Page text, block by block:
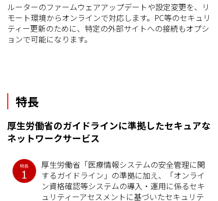
ルーターのファームウェアアップデートや設定変更を、リ
モート環境からオンラインで対応します。PC等のセキュリ
ティー更新のために、特定の外部サイトへの接続もオプシ
ョンで可能になります。
特長
厚生労働省のガイドラインに準拠したセキュアな
ネットワークサービス
厚生労働省「医療情報システムの安全管理に関
するガイドライン」の準拠に加え、「オンライ
ン資格確認等システムの導入・運用に係るセキ
ュリティーアセスメントに基づいたセキュリテ